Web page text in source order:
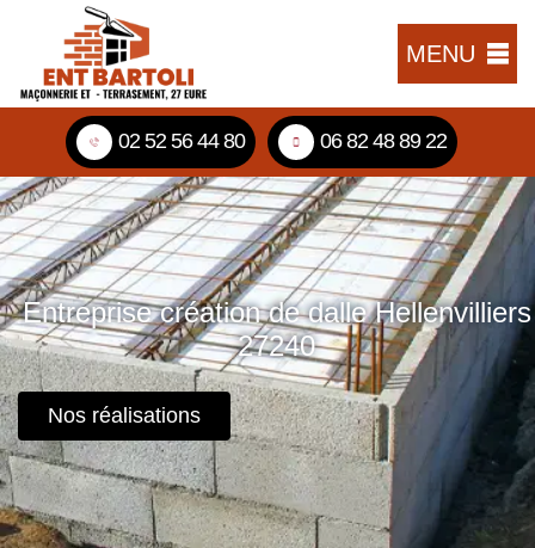
MENU
02 52 56 44 80 06 82 48 89 22
Entreprise création de dalle Hellenvilliers
27240
Nos réalisations